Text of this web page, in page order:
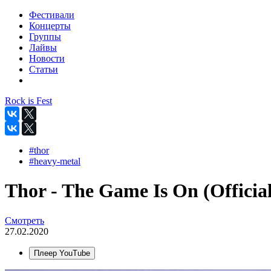
Фестивали
Концерты
Группы
Лайвы
Новости
Статьи
Rock is Fest
#thor
#heavy-metal
Thor - The Game Is On
Смотреть
27.02.2020
Плеер YouTube